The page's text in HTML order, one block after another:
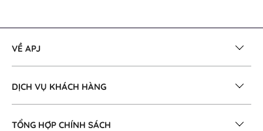
VỀ APJ
DỊCH VỤ KHÁCH HÀNG
TỔNG HỢP CHÍNH SÁCH